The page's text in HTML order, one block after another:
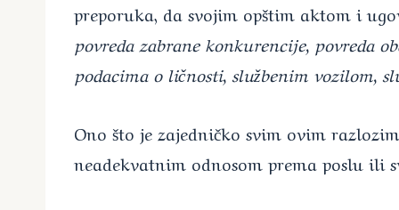
preporuka, da svojim opštim aktom i
povreda zabrane konkurencije, povreda
podacima o ličnosti, službenim vozilom,
Ono što je zajedničko svim ovim
neadekvatnim odnosom prema poslu ili